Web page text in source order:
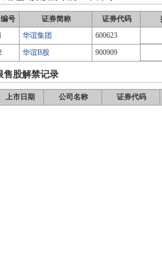
编号 证券简称 证券代码
华谊集团
600623
华谊B股 900909
售股解禁记录
上市日期 公司名称 证券代码